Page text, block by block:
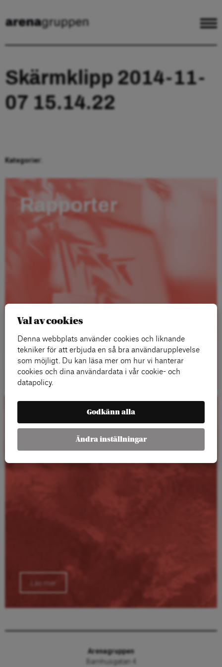
Skärmklipp 2014-11-
07 15.14.22
Kategorier:
Rapporter
Läs mer
Kalender
Läs mer
Arenagruppen
Barnhusgatan 4
Val av cookies
Denna webbplats använder cookies och liknande
tekniker för att erbjuda en så bra användarupplevelse
som möjligt. Du kan läsa mer om hur vi hanterar
cookies och dina användardata i vår cookie- och
datapolicy.
Godkänn alla
Ändra inställningar